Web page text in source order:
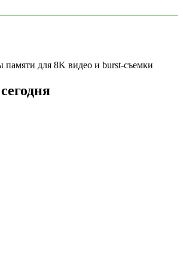
памяти для 8K видео и burst-съемки